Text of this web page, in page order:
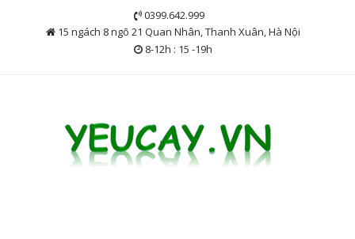
0399.642.999
15 ngách 8 ngõ 21 Quan Nhân, Thanh Xuân, Hà Nội
8-12h : 15 -19h